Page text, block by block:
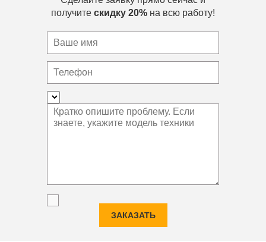
получите скидку 20% на всю работу!
ЗАКАЗАТЬ